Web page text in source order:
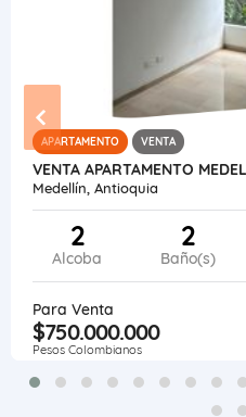
APARTAMENTO VENTA
Medellín, Antioquia
2
Alcoba
2
Baño(s)
Para Venta
$750.000.000
Pesos Colombianos